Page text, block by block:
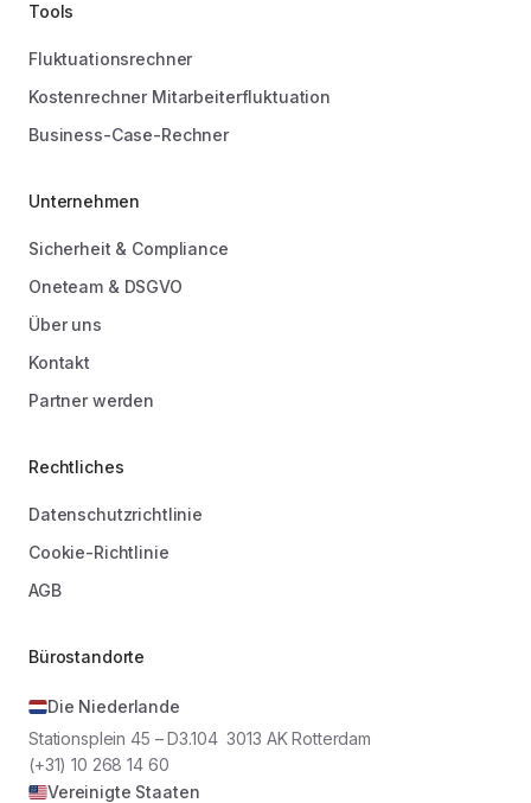
Tools
Fluktuationsrechner
Kostenrechner Mitarbeiterfluktuation
Business-Case-Rechner
Unternehmen
Sicherheit & Compliance
Oneteam & DSGVO
Über uns
Kontakt
Partner werden
Rechtliches
Datenschutzrichtlinie
Cookie-Richtlinie
AGB
Bürostandorte
Die Niederlande
Stationsplein 45 – D3.104 3013 AK Rotterdam
(+31) 10 268 14 60
Vereinigte Staaten